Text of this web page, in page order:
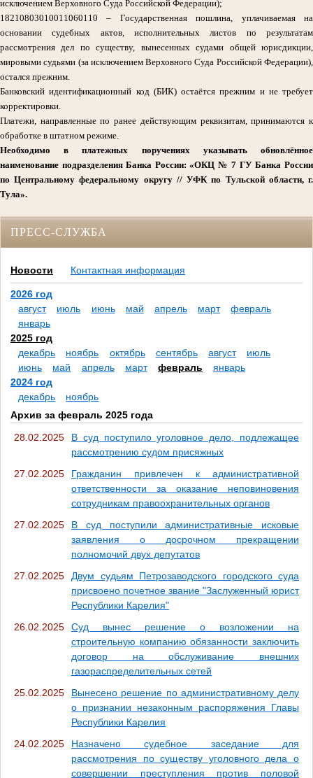
исключением Верховного Суда Российской Федерации);
18210803010011060110 – Государственная пошлина, уплачиваемая на
основании судебных актов, исполнительных листов по результатам
рассмотрения дел по существу, вынесенных судами общей юрисдикции,
мировыми судьями (за исключением Верховного Суда Российской Федерации),
остался прежним.
Банковский идентификационный код (БИК) остаётся прежним и не требует
корректировки.
Платежи, направленные по ранее действующим реквизитам, принимаются к
обработке в штатном режиме.
Необходимо в платежных поручениях указывать обновлённое
наименование подразделения Банка России: «ОКЦ № 7 ГУ Банка России
по Центральному федеральному округу // УФК по Тульской области, г.
Тула».
ПРЕСС-СЛУЖБА
Новости Контактная информация
2026 год
август
июль июнь май апрель март
февраль
январь
2025 год
декабрь
ноябрь октябрь сентябрь август
июль
июнь
май апрель март февраль
январь
2024 год
декабрь
ноябрь
Архив за февраль 2025 года
28.02.2025
В суд поступило уголовное дело, подлежащее
рассмотрению судом присяжных
27.02.2025
Гражданин привлечен к административной
ответственности за оказание неповиновения
сотрудникам правоохранительных органов
27.02.2025
В суд поступили административные исковые
заявления о досрочном прекращении
полномочий двух депутатов
27.02.2025
Двум судьям Петрозаводского городского суда
присвоено почетное звание "Заслуженный юрист
Республики Карелия"
26.02.2025
Суд вынес решение о возложении на
строительную компанию обязанности заключить
договор на обслуживание внешних
газораспределительных сетей
25.02.2025
Вынесено решение по административному делу
о признании незаконным распоряжения Главы
Республики Карелия
24.02.2025
Назначено судебное заседание для
рассмотрения по существу уголовного дела о
совершении преступления против половой